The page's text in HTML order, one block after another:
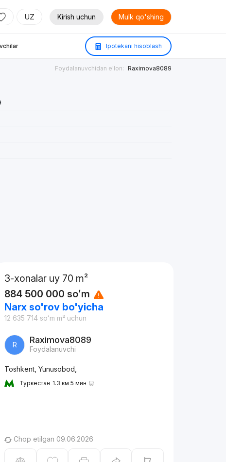
UZ Kirish uchun Mulk qo'shing
Ipotekani hisoblash
Foydalanuvchidan e'lon: Raximova8089
3-xonalar uy 70 m²
884 500 000 soʻm
Narx so'rov bo'yicha
12 635 714 soʻm m² uchun
R Raximova8089
Foydalanuvchi
Toshkent, Yunusobod,
Туркестан 1.3 км 5 мин
Chop etilgan 09.06.2026